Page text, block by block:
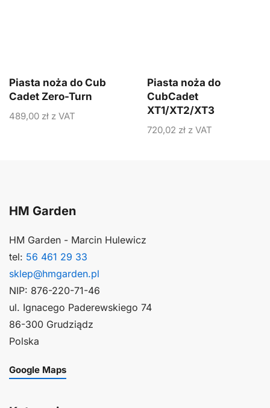
Piasta noża do Cub
Cadet Zero-Turn
489,00 zł z VAT
Piasta noża do
CubCadet
XT1/XT2/XT3
720,02 zł z VAT
HM Garden
HM Garden - Marcin Hulewicz
tel: 56 461 29 33
sklep@hmgarden.pl
NIP: 876-220-71-46
ul. Ignacego Paderewskiego 74
86-300 Grudziądz
Polska
Google Maps